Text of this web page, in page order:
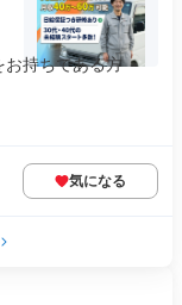
持ちである方 ・
気になる